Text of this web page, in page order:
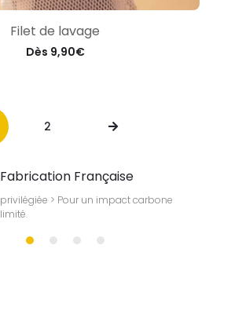
Filet de lavage
Dès 9,90€
2
Fabrication Française
privilégiée > Pour un impact carbone
limité.